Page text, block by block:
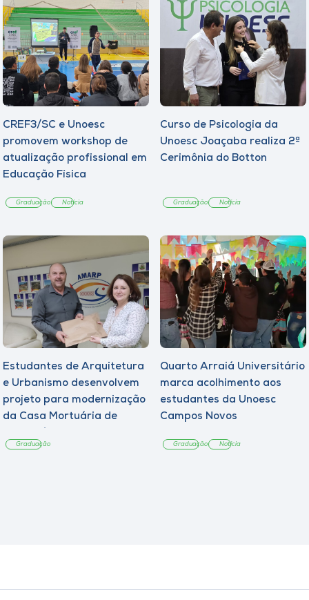
CREF3/SC e Unoesc
promovem workshop de
atualização profissional em
Educação Física
Graduação Notícia
Curso de Psicologia da
Unoesc Joaçaba realiza 2ª
Cerimônia do Botton
Graduação Notícia
Estudantes de Arquitetura
e Urbanismo desenvolvem
projeto para modernização
da Casa Mortuária de
Graduação
Quarto Arraiá Universitário
marca acolhimento aos
estudantes da Unoesc
Campos Novos
Graduação Notícia